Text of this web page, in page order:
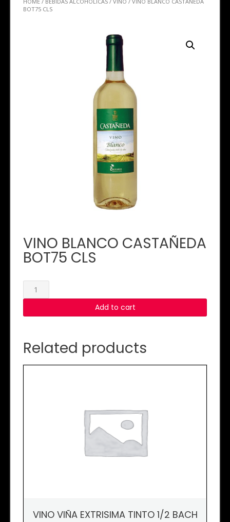
BOT75 CLS
VINO BLANCO CASTAÑEDA
BOT75 CLS
VINO
BLANCO
BOT75
quantity
Add to cart
Related products
VINO VIÑA EXTRISIMA TINTO 1/2 BACH